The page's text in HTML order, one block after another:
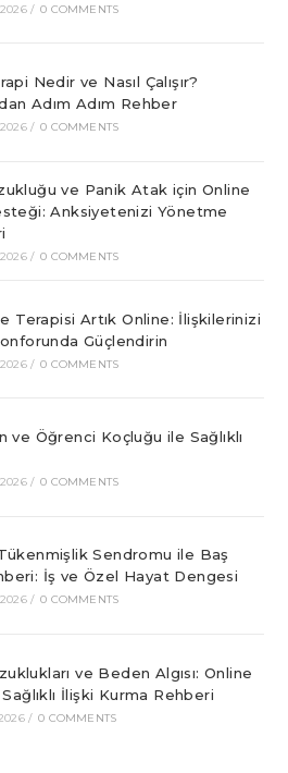
/ 0 COMMENTS
Nedir ve Nasıl Çalışır?
Adım Adım Rehber
/ 0 COMMENTS
ve Panik Atak için Online
Anksiyetenizi Yönetme
/ 0 COMMENTS
Terapisi Artık Online: İlişkilerinizi
Güçlendirin
/ 0 COMMENTS
ve Öğrenci Koçluğu ile Sağlıklı
/ 0 COMMENTS
Sendromu ile Baş
İş ve Özel Hayat Dengesi
/ 0 COMMENTS
ve Beden Algısı: Online
İlişki Kurma Rehberi
/ 0 COMMENTS